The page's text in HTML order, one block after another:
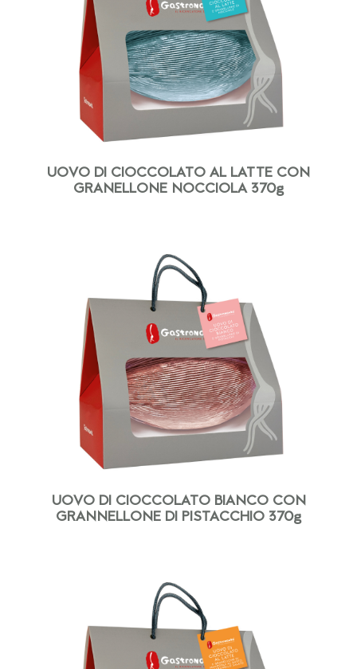
UOVO DI CIOCCOLATO AL LATTE CON
GRANELLONE NOCCIOLA 370g
UOVO DI CIOCCOLATO BIANCO CON
GRANNELLONE DI PISTACCHIO 370g